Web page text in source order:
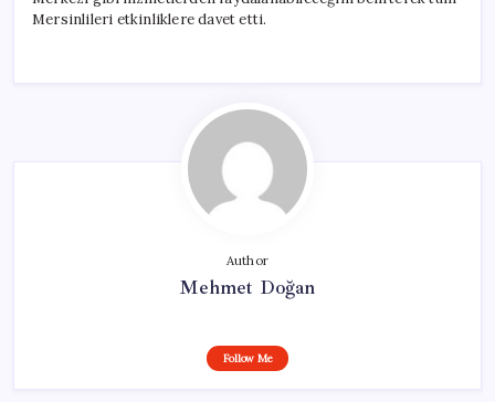
Mersinlileri etkinliklere davet etti.
Author
Mehmet Doğan
Follow Me